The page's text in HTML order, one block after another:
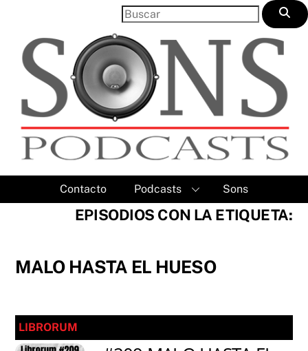
content
Contacto Podcasts Sons
EPISODIOS CON LA ETIQUETA:
MALO HASTA EL HUESO
LIBRORUM